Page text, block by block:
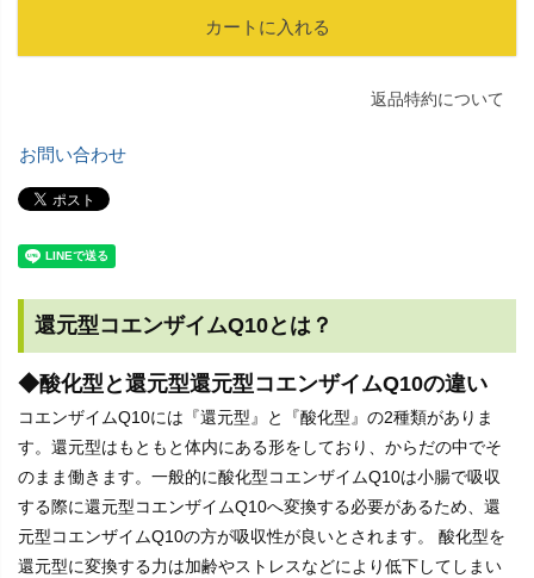
カートに入れる
返品特約について
お問い合わせ
還元型コエンザイムQ10とは？
◆酸化型と還元型還元型コエンザイムQ10の違い
コエンザイムQ10には『還元型』と『酸化型』の2種類がありま
す。還元型はもともと体内にある形をしており、からだの中でそ
のまま働きます。一般的に酸化型コエンザイムQ10は小腸で吸収
する際に還元型コエンザイムQ10へ変換する必要があるため、還
元型コエンザイムQ10の方が吸収性が良いとされます。 酸化型を
還元型に変換する力は加齢やストレスなどにより低下してしまい